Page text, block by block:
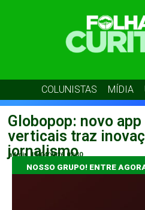
COLUNISTAS MÍDIA
Globopop: novo
verticais traz
jornalismo
admin 14/04/2026 02:30
NOSSO GRUPO! ENTRE